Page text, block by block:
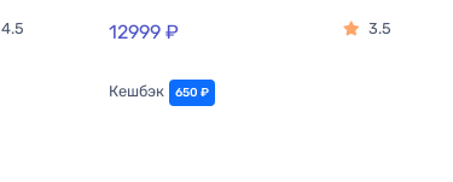
4.5 12999 ₽ 3.5
Кешбэк 650 ₽